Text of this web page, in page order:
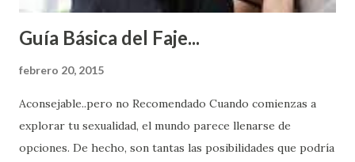
Guía Básica del Faje...
febrero 20, 2015
Aconsejable..pero no Recomendado Cuando comienzas a
explorar tu sexualidad, el mundo parece llenarse de
opciones. De hecho, son tantas las posibilidades que podría